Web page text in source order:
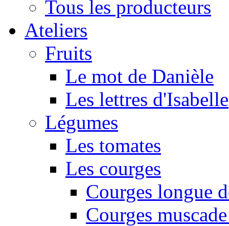
Tous les producteurs
Ateliers
Fruits
Le mot de Danièle
Les lettres d'Isabelle
Légumes
Les tomates
Les courges
Courges longue
Courges